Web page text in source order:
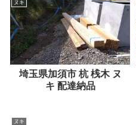
ヌキ
埼玉県加須市 杭 桟木 ヌ
キ 配達納品
ヌキ